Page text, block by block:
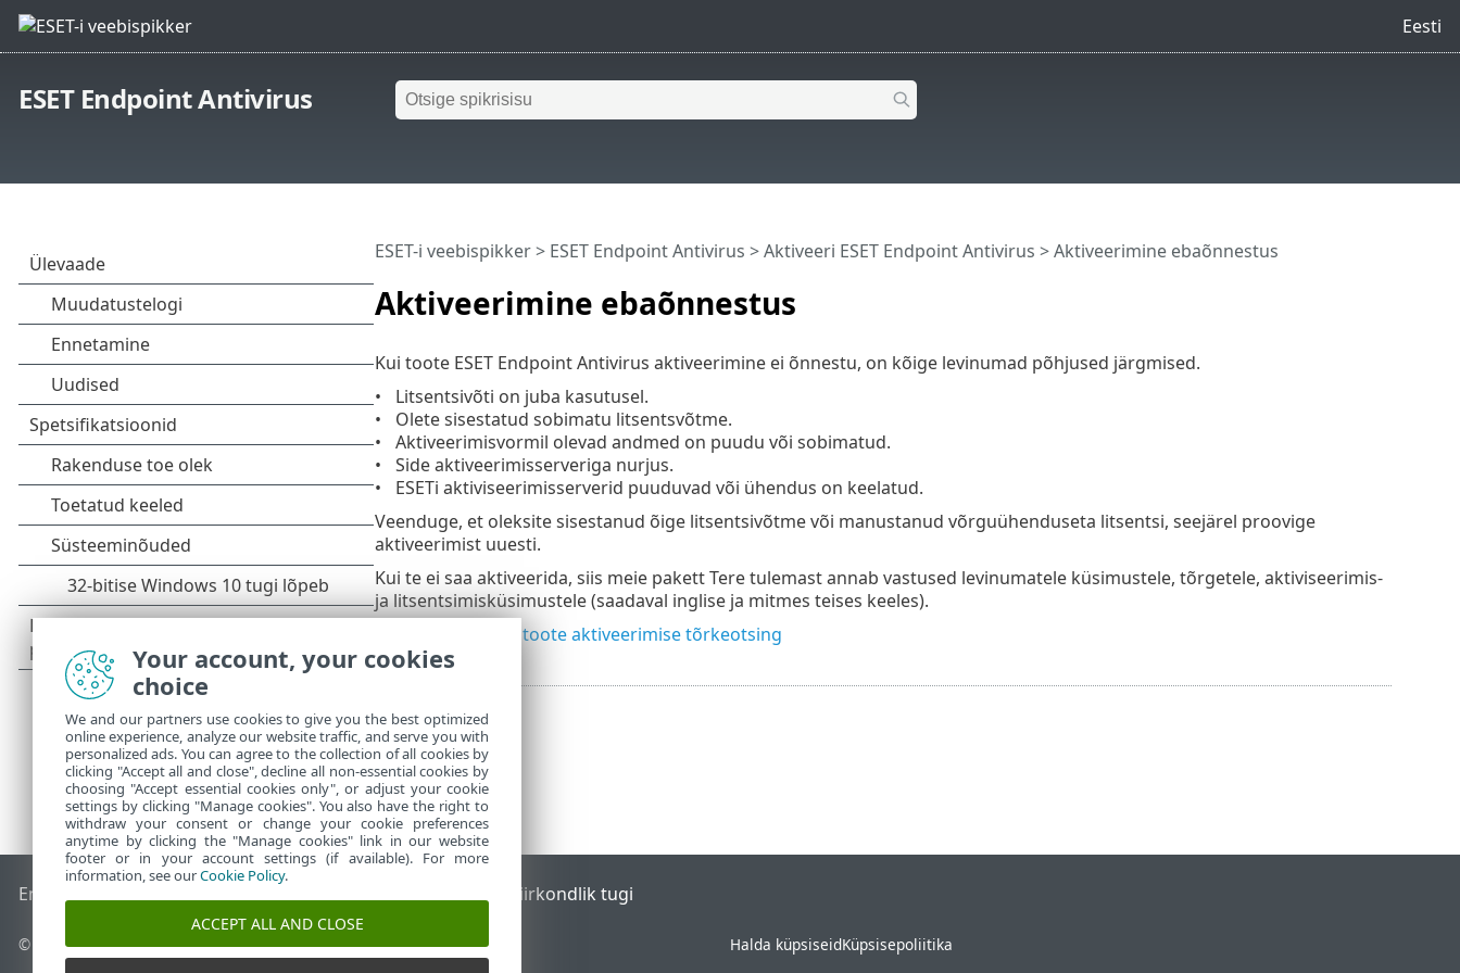
Eesti
ESET Endpoint Antivirus
Aktiveerimine ebaõnnestus
ESET-i veebispikker> ESET Endpoint Antivirus >Aktiveeri ESET Endpoint Antivirus > Aktiveerimine ebaõnnestus
Kui toote ESET Endpoint Antivirus aktiveerimine ei õnnestu, on kõige levinumad põhjused järgmised.
Litsentsivõti on juba kasutusel.
Olete sisestatud sobimatu litsentsvõtme.
Aktiveerimisvormil olevad andmed on puudu või sobimatud.
Side aktiveerimisserveriga nurjus.
ESETi aktiviseerimisserverid puuduvad või ühendus on keelatud.
Veenduge, et oleksite sisestanud õige litsentsivõtme või manustanud võrguühenduseta litsentsi, seejärel proovige
aktiveerimist uuesti.
Kui te ei saa aktiveerida, siis meie pakett Tere tulemast annab vastused levinumatele küsimustele, tõrgetele, aktiviseerimis-
ja litsentsimisküsimustele (saadaval inglise ja mitmes teises keeles).
Käivitage ESETi toote aktiveerimise tõrkeotsing
End of Life Piirkondlik tugi
© 1992 - 2026 ESET, spol. s r.o. – kõik õigused on kaitstud. Halda küpsiseidKüpsisepoliitika
Your account, your cookies
choice
We and our partners use cookies to give you the best optimized
online experience, analyze our website traffic, and serve you with
personalized ads. You can agree to the collection of all cookies by
clicking "Accept all and close", decline all non-essential cookies by
choosing "Accept essential cookies only", or adjust your cookie
settings by clicking "Manage cookies". You also have the right to
withdraw your consent or change your cookie preferences
anytime by clicking the "Manage cookies" link in our website
footer or in your account settings (if available). For more
information, see ourCookie Policy.
ACCEPT ALL AND CLOSE